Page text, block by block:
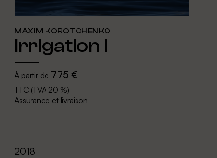
MAXIM KOROTCHENKO
Irrigation I
À partir de 775 €
TTC (TVA 20 %)
Assurance et livraison
2018